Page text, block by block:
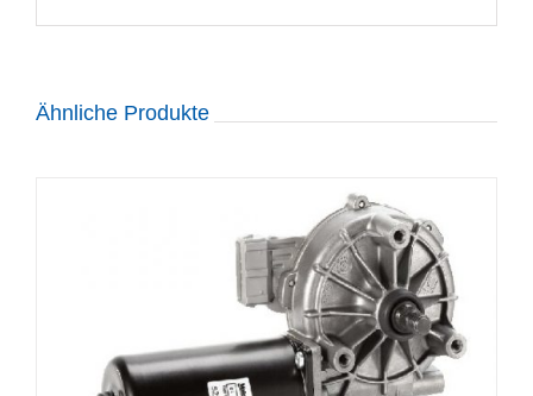
Ähnliche Produkte